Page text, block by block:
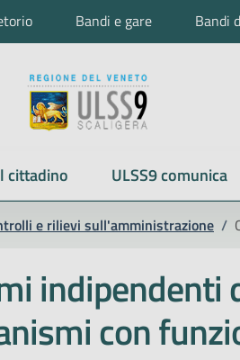
Bandi e gare Bandi
cittadino ULSS9 comunica
e rilievi sull'amministrazione /
indipendenti
con